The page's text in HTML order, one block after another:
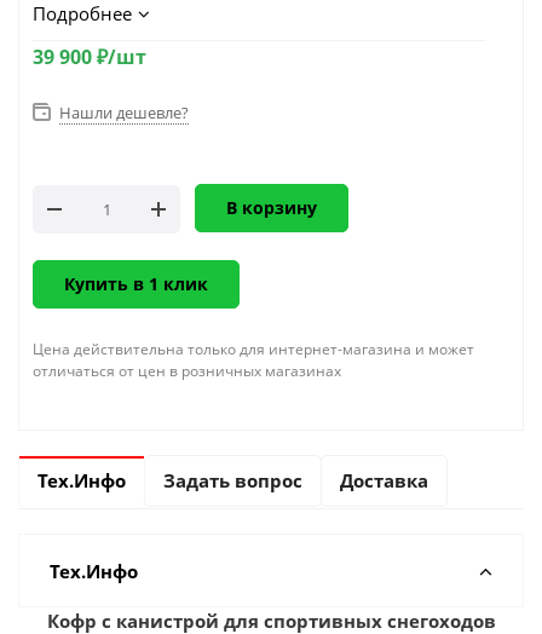
Подробнее
39 900₽/шт
Нашли дешевле?
В корзину
Купить в 1 клик
Цена действительна только для интернет-магазина и может
отличаться от цен в розничных магазинах
Тех.Инфо Задать вопрос Доставка
Тех.Инфо
Кофр с канистрой для спортивных снегоходов